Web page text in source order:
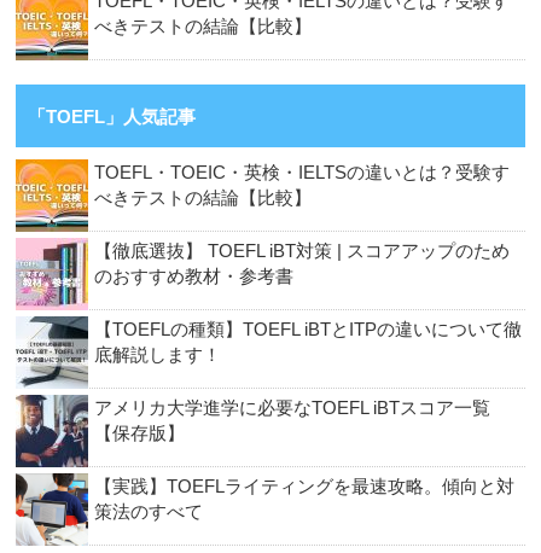
べきテストの結論【比較】
「TOEFL」人気記事
TOEFL・TOEIC・英検・IELTSの違いとは？受験す
べきテストの結論【比較】
【徹底選抜】 TOEFL iBT対策 | スコアアップのため
のおすすめ教材・参考書
【TOEFLの種類】TOEFL iBTとITPの違いについて徹
底解説します！
アメリカ大学進学に必要なTOEFL iBTスコア一覧
【保存版】
【実践】TOEFLライティングを最速攻略。傾向と対
策法のすべて